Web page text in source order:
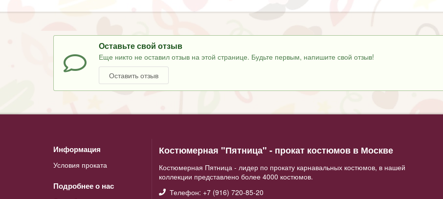
Оставьте свой отзыв
Еще никто не оставил отзыв на этой странице. Будьте первым, напишите свой отзыв!
Оставить отзыв
Информация
Условия проката
Подробнее о нас
Костюмерная "Пятница" - прокат костюмов в Москве
Костюмерная Пятница - лидер по прокату карнавальных костюмов, в нашей
коллекции представлено более 4000 костюмов.
Телефон: +7 (916) 720-85-20